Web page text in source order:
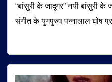
“बांसुरी के जादूगर” नयी बांसुरी के
संगीत के युगपुरुष पन्नालाल घोष